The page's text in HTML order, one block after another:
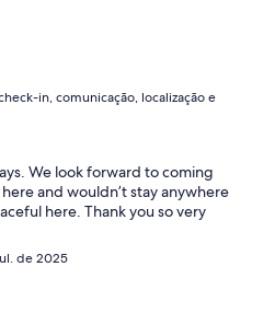
in, comunicação, localização e
We look forward to coming
and wouldn’t stay anywhere
here. Thank you so very
de 2025